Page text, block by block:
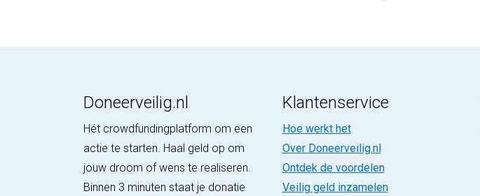
Doneerveilig.nl
Hét crowdfundingplatform om een
actie te starten. Haal geld op om
jouw droom of wens te realiseren.
Binnen 3 minuten staat je donatie
Klantenservice
Hoe werkt het
Over Doneerveilig.nl
Ontdek de voordelen
Veilig geld inzamelen